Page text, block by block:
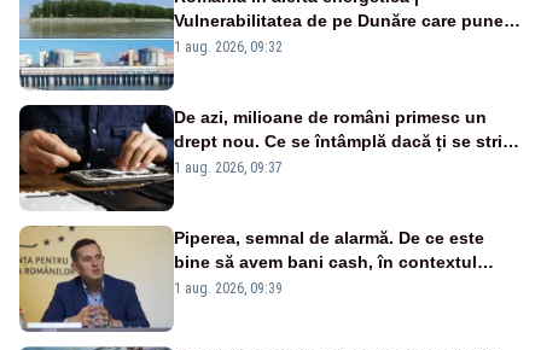
Vulnerabilitatea de pe Dunăre care pune
în pericol Centrala Cernavodă era
1 aug. 2026, 09:32
De azi, milioane de români primesc un
drept nou. Ce se întâmplă dacă ți se strică
un produs
1 aug. 2026, 09:37
Piperea, semnal de alarmă. De ce este
bine să avem bani cash, în contextul
alertei energetice?
1 aug. 2026, 09:39